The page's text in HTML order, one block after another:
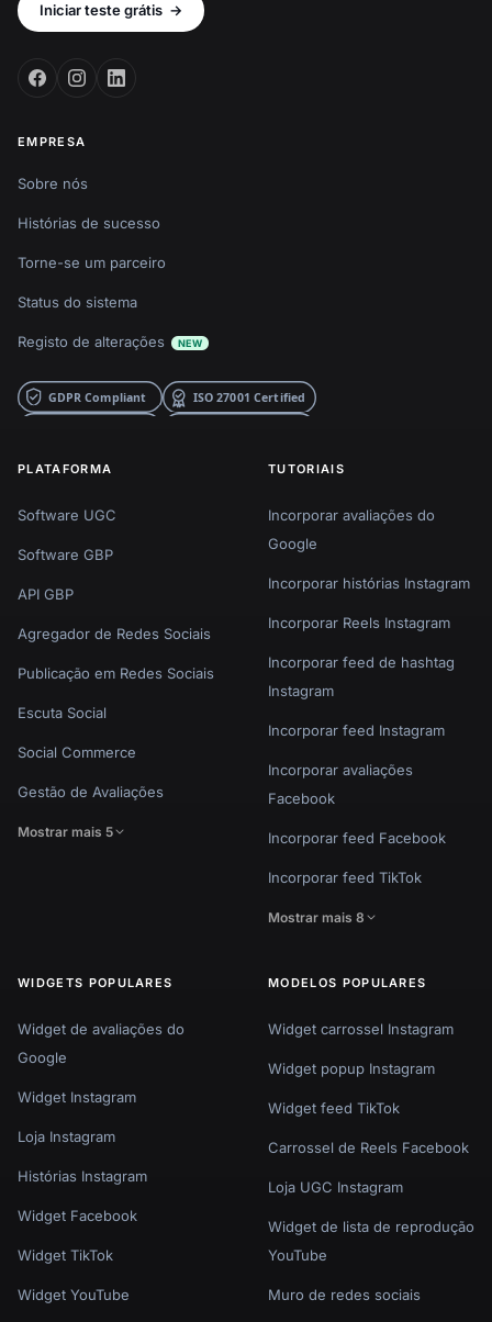
Iniciar teste grátis →
EMPRESA
Sobre nós
Histórias de sucesso
Torne-se um parceiro
Status do sistema
Registo de alterações NEW
PLATAFORMA
Software UGC
Software GBP
API GBP
Agregador de Redes Sociais
Publicação em Redes Sociais
Escuta Social
Social Commerce
Gestão de Avaliações
Mostrar mais 5
TUTORIAIS
Incorporar avaliações do
Google
Incorporar histórias Instagram
Incorporar Reels Instagram
Incorporar feed de hashtag
Instagram
Incorporar feed Instagram
Incorporar avaliações
Facebook
Incorporar feed Facebook
Incorporar feed TikTok
Mostrar mais 8
WIDGETS POPULARES
Widget de avaliações do
Google
Widget Instagram
Loja Instagram
Histórias Instagram
Widget Facebook
Widget TikTok
Widget YouTube
MODELOS POPULARES
Widget carrossel Instagram
Widget popup Instagram
Widget feed TikTok
Carrossel de Reels Facebook
Loja UGC Instagram
Widget de lista de reprodução
YouTube
Muro de redes sociais